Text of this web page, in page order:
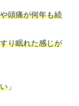
頭痛が何年も続
り眠れた感じが
」